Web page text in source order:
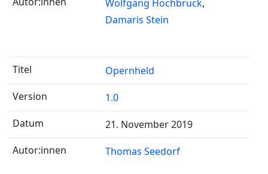
Wolfgang Hochbruck
Damaris Stein
Opernheld
1.0
21. November 2019
Thomas Seedorf